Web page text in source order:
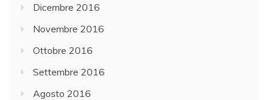
Dicembre 2016
Novembre 2016
Ottobre 2016
Settembre 2016
Agosto 2016